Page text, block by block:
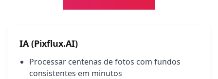
IA (Pixflux.AI)
Processar centenas de fotos com fundos
consistentes em minutos